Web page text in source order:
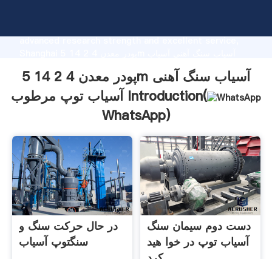
advanced research strength and excellent service,
to all of customers.
پودر معدن 4 2 14 5m آسیاب سنگ آهنی
آسیاب توپ مرطوب Introduction(
WhatsApp)
در حال حرکت سنگ و
سنگتوپ آسیاب
دست دوم سیمان سنگ
آسیاب توپ در خوا هید